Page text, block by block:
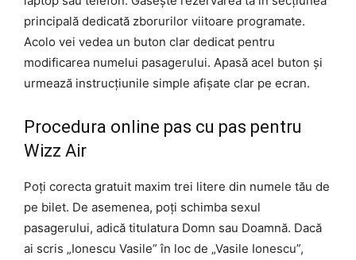
principală dedicată zborurilor viitoare programate.
Acolo vei vedea un buton clar dedicat pentru
modificarea numelui pasagerului. Apasă acel buton și
urmează instrucțiunile simple afișate clar pe ecran.
Procedura online pas cu pas pentru
Wizz Air
Poți corecta gratuit maxim trei litere din numele tău de
pe bilet. De asemenea, poți schimba sexul
pasagerului, adică titulatura Domn sau Doamnă. Dacă
ai scris „Ionescu Vasile” în loc de „Vasile Ionescu”,